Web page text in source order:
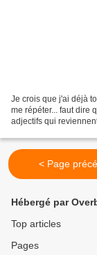
Je crois que j'ai déjà
me répéter... faut dire
adjectifs qui
< Page
Hébergé par
Top articles
Pages